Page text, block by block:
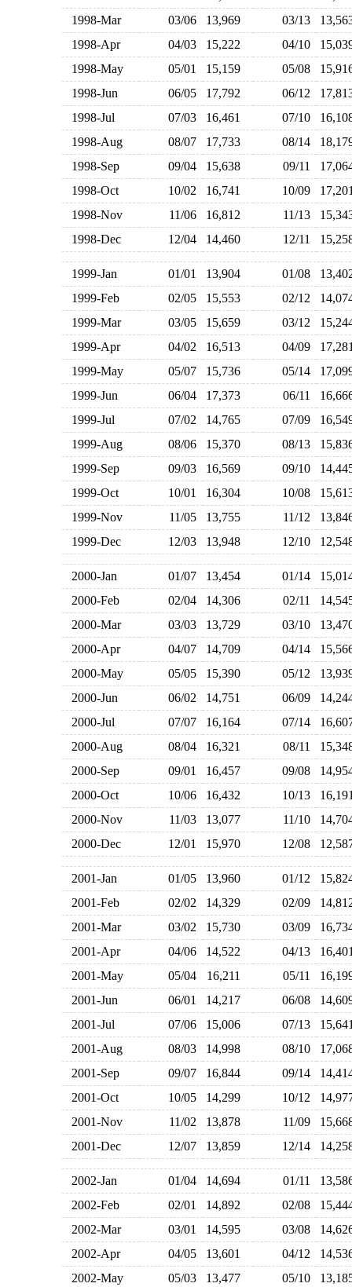
1998-Mar
03/06 13,969 03/13
1998-Apr
04/03 15,222 04/10
1998-May
05/01 15,159 05/08
1998-Jun
06/05 17,792 06/12
1998-Jul
07/03 16,461 07/10
1998-Aug
08/07 17,733 08/14
1998-Sep
09/04 15,638 09/11
1998-Oct
10/02 16,741 10/09
1998-Nov
11/06 16,812 11/13
1998-Dec
12/04 14,460 12/11
1999-Jan 01/01 13,904 01/08
1999-Feb
02/05 15,553 02/12
1999-Mar
03/05 15,659 03/12
1999-Apr
04/02 16,513 04/09
1999-May
05/07 15,736 05/14
1999-Jun
06/04 17,373 06/11
1999-Jul
07/02 14,765 07/09
1999-Aug
08/06 15,370 08/13
1999-Sep
09/03 16,569 09/10
1999-Oct
10/01 16,304 10/08
1999-Nov
11/05 13,755 11/12
1999-Dec
12/03 13,948 12/10
2000-Jan 01/07 13,454 01/14
2000-Feb
02/04 14,306 02/11
2000-Mar
03/03 13,729 03/10
2000-Apr
04/07 14,709 04/14
2000-May
05/05 15,390 05/12
2000-Jun
06/02 14,751 06/09
2000-Jul
07/07 16,164 07/14
2000-Aug
08/04 16,321 08/11
2000-Sep
09/01 16,457 09/08
2000-Oct
10/06 16,432 10/13
2000-Nov
11/03 13,077 11/10
2000-Dec
12/01 15,970 12/08
2001-Jan 01/05 13,960 01/12
2001-Feb
02/02 14,329 02/09
2001-Mar
03/02 15,730 03/09
2001-Apr
04/06 14,522 04/13
2001-May
05/04 16,211 05/11
2001-Jun
06/01 14,217 06/08
2001-Jul
07/06 15,006 07/13
2001-Aug
08/03 14,998 08/10
2001-Sep
09/07 16,844 09/14
2001-Oct
10/05 14,299 10/12
2001-Nov
11/02 13,878 11/09
2001-Dec
12/07 13,859 12/14
2002-Jan 01/04 14,694 01/11
2002-Feb
02/01 14,892 02/08
2002-Mar
03/01 14,595 03/08
2002-Apr
04/05 13,601 04/12
2002-May
05/03 13,477 05/10